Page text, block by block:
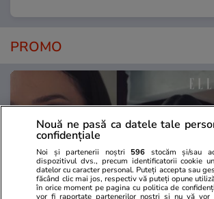
PROMO
Nouă ne pasă ca datele tale
confidențiale
Noi și partenerii noștri 596 stocăm și/sau
dispozitivul dvs., precum identificatorii cookie
datelor cu caracter personal. Puteți accepta sau
făcând clic mai jos, respectiv vă puteți opune
în orice moment pe pagina cu politica de
vor fi raportate partenerilor noștri și nu vă vor